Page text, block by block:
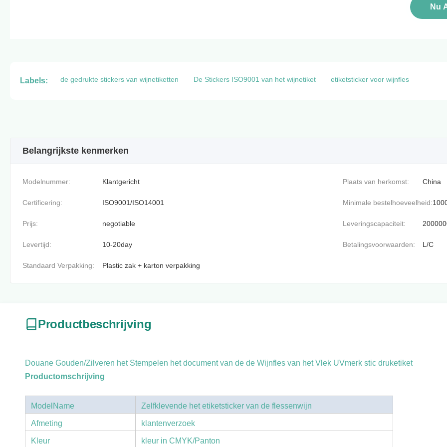
Nu
Labels: de gedrukte stickers van wijnetiketten De Stickers ISO9001 van het wijnetiket etiketsticker voor wijnfles
Belangrijkste kenmerken
Modelnummer: Klantgericht Plaats van herkomst: China
Certificering: ISO9001/ISO14001 Minimale bestelhoeveelheid:
Prijs: negotiable Leveringscapaciteit:
Levertijd: 10-20day Betalingsvoorwaarden: L/C
Standaard Verpakking: Plastic zak + karton verpakking
Productbeschrijving
Douane Gouden/Zilveren het Stempelen het document van de de Wijnfles van het Vlek UVmerk stic druketiket
Productomschrijving
ModelName Zelfklevende het etiketsticker van de flessenwijn
Afmeting klantenverzoek
Kleur kleur in CMYK/Panton